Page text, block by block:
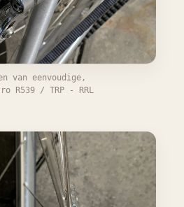
van eenvoudige,
R539 / TRP - RRL